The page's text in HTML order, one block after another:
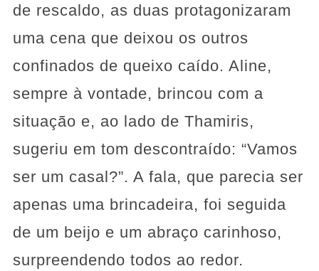
de rescaldo, as duas protagonizaram
uma cena que deixou os outros
confinados de queixo caído. Aline,
sempre à vontade, brincou com a
situação e, ao lado de Thamiris,
sugeriu em tom descontraído: “Vamos
ser um casal?”. A fala, que parecia ser
apenas uma brincadeira, foi seguida
de um beijo e um abraço carinhoso,
surpreendendo todos ao redor.